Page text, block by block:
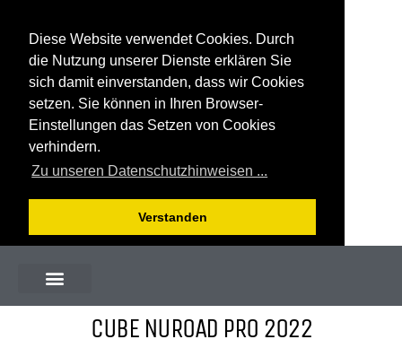
Diese Website verwendet Cookies. Durch
die Nutzung unserer Dienste erklären Sie
sich damit einverstanden, dass wir Cookies
setzen. Sie können in Ihren Browser-
Einstellungen das Setzen von Cookies
verhindern.
Zu unseren Datenschutzhinweisen ...
Verstanden
CUBE NUROAD PRO 2022